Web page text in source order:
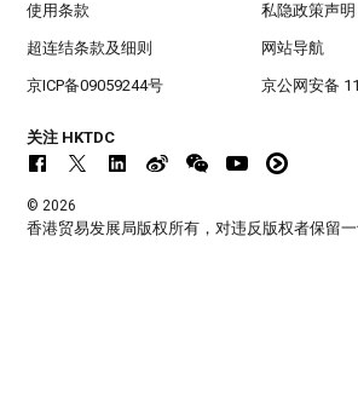
使用条款 私隐政策声明
超连结条款及细则 网站导航
京ICP备09059244号 京公网安备
关注 HKTDC
© 2026
香港贸易发展局版权所有，对违反版权者保留一